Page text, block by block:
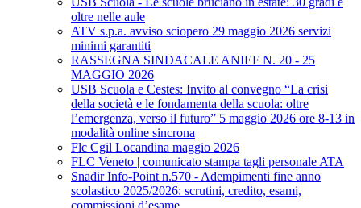
oltre nelle aule
ATV s.p.a. avviso sciopero 29 maggio 2026 servizi
minimi garantiti
RASSEGNA SINDACALE ANIEF N. 20 - 25
MAGGIO 2026
USB Scuola e Cestes: Invito al convegno “La crisi
della società e le fondamenta della scuola: oltre
l’emergenza, verso il futuro” 5 maggio 2026 ore 8-13 in
modalità online sincrona
Flc Cgil Locandina maggio 2026
FLC Veneto | comunicato stampa tagli personale ATA
Snadir Info-Point n.570 - Adempimenti fine anno
scolastico 2025/2026: scrutini, credito, esami,